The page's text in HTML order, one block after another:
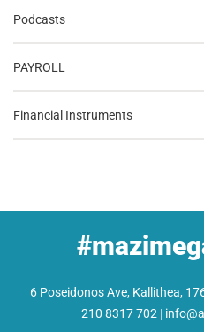
Podcasts
PAYROLL
Financial Instruments
6 Poseidonos Ave, Kallithea,
210 8317 702 |